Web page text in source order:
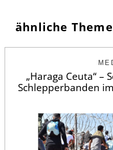
ähnliche
„Haraga Ceuta“ –
Schlepperbanden